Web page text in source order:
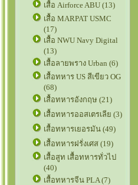
เสื้อ Airforce ABU (13)
เสื้อ MARPAT USMC
(17)
เสื้อ NWU Navy Digital
(13)
เสื้อลายพราง Urban (6)
เสื้อทหาร US สีเขียว OG
(68)
เสื้อทหารอังกฤษ (21)
เสื้อทหารออสเตรเลีย (3)
เสื้อทหารเยอรมัน (49)
เสื้อทหารฝรั่งเศส (19)
เสื้อสูท เสื้อทหารทั่วไป
(40)
เสื้อทหารจีน PLA (7)